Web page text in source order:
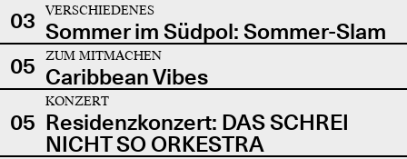
03
VERSCHIEDENES
Sommer im Südpol: Sommer-Slam
05
ZUM MITMACHEN
Caribbean Vibes
05
KONZERT
Residenzkonzert: DAS SCHREI
NICHT SO ORKESTRA